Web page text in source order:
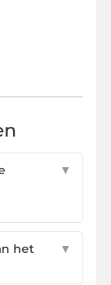
▼
het
▼